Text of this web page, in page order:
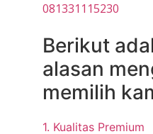
081331115230
Berikut
alasan
memilih
1. Kualitas Premium